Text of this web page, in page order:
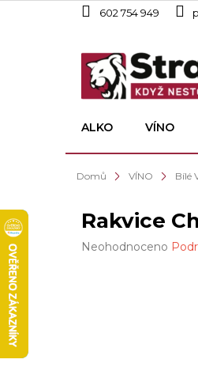
602 754 949
ALKO VÍNO
Domů VÍNO Bílé
Rakvice
Průměrné
Neohodnoceno